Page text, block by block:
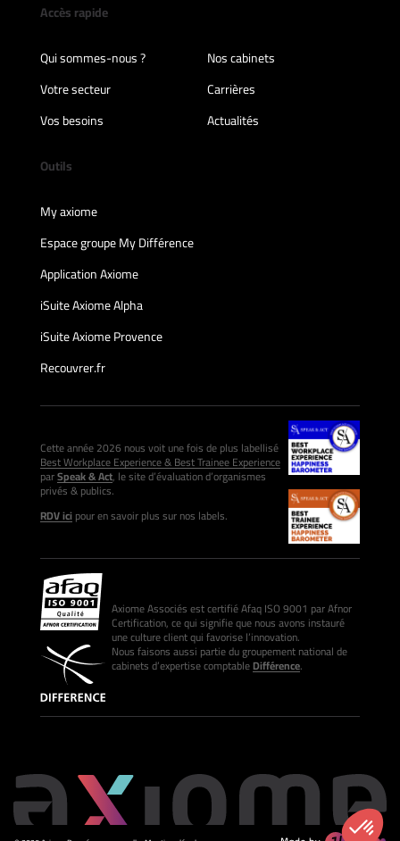
Accès rapide
Qui sommes-nous ?
Nos cabinets
Votre secteur
Carrières
Vos besoins
Actualités
Outils
My axiome
Espace groupe My Différence
Application Axiome
iSuite Axiome Alpha
iSuite Axiome Provence
Recouvrer.fr
Cette année 2026 nous voit une fois de plus labellisé
Best Workplace Experience & Best Trainee Experience
parSpeak & Act, le site d’évaluation d’organismes
privés & publics.
RDV icipour en savoir plus sur nos labels.
Axiome Associés est certifié Afaq ISO 9001 par Afnor
Certification, ce qui signifie que nous avons instauré
une culture client qui favorise l’innovation.
Nous faisons aussi partie du groupement national de
cabinets d’expertise comptableDifférence.